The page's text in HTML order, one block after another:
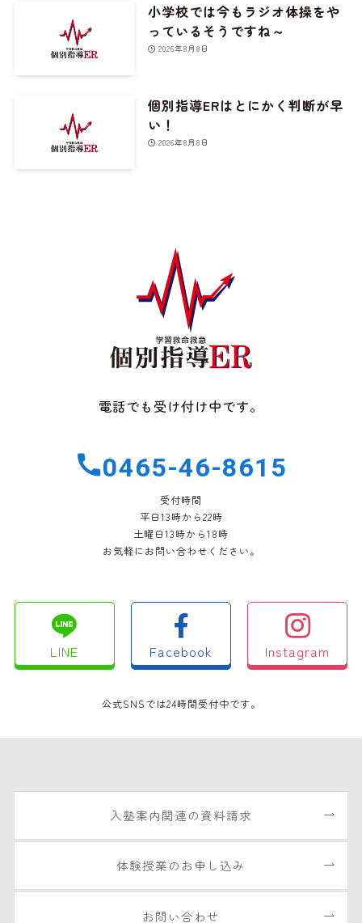
小学校では今もラジオ体操をや
っているそうですね～
2026年8月8日
個別指導ERはとにかく判断が早
い！
2026年8月8日
電話でも受け付け中です。
0465-46-8615
受付時間
平日13時から22時
土曜日13時から18時
お気軽にお問い合わせください。
LINE Facebook Instagram
公式SNSでは24時間受付中です。
入塾案内関連の資料請求
体験授業のお申し込み
お問い合わせ